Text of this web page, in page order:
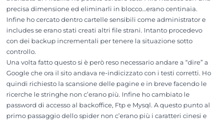
precisa dimensione ed eliminarli in blocco…erano centinaia.
Infine ho cercato dentro cartelle sensibili come administrator e
includes se erano stati creati altri file strani. Intanto procedevo
con dei backup incrementali per tenere la situazione sotto
controllo.
Una volta fatto questo si è però reso necessario andare a “dire” a
Google che ora il sito andava re-indicizzato con i testi corretti. Ho
quindi richiesto la scansione delle pagine e in breve facendo le
ricerche le stringhe non c’erano più. Infine ho cambiato le
password di accesso al backoffice, Ftp e Mysql. A questo punto al
primo passaggio dello spider non c’erano più i caratteri cinesi e